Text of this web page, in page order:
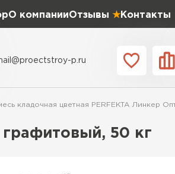
О компанииОтзывы Контакты
Размер, мм
600х200х250
p.ru
кладочная цветная PERFEKTA Линкер
графитовый, 50 кг